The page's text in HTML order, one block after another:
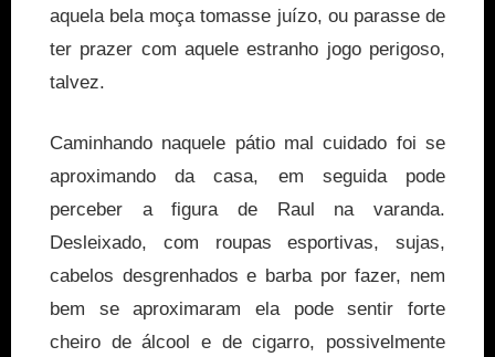
aquela bela moça tomasse juízo, ou parasse de
ter prazer com aquele estranho jogo perigoso,
talvez.
Caminhando naquele pátio mal cuidado foi se
aproximando da casa, em seguida pode
perceber a figura de Raul na varanda.
Desleixado, com roupas esportivas, sujas,
cabelos desgrenhados e barba por fazer, nem
bem se aproximaram ela pode sentir forte
cheiro de álcool e de cigarro, possivelmente